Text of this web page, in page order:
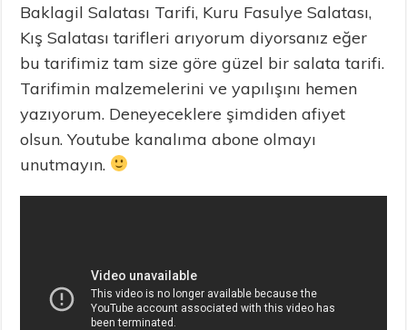
Baklagil Salatası Tarifi, Kuru Fasulye Salatası,
Kış Salatası tarifleri arıyorum diyorsanız eğer
bu tarifimiz tam size göre güzel bir salata tarifi.
Tarifimin malzemelerini ve yapılışını hemen
yazıyorum. Deneyeceklere şimdiden afiyet
olsun. Youtube kanalıma abone olmayı
unutmayın.